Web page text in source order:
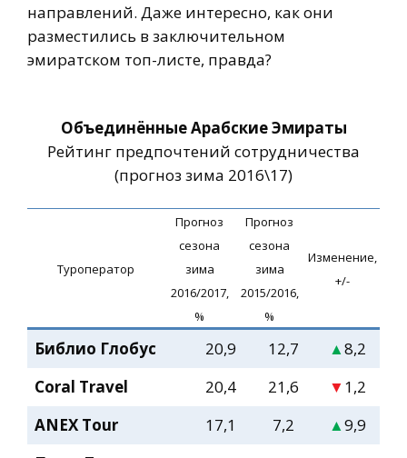
направлений. Даже интересно, как они
разместились в заключительном
эмиратском топ-листе, правда?
Объединённые Арабские Эмираты
Рейтинг предпочтений сотрудничества
(прогноз зима 2016\17)
Туроператор
Прогноз
сезона
зима
2016/2017,
%
Прогноз
сезона
зима
2015/2016,
%
Изменение,
+/-
Библио Глобус 20,9 12,7 ▲8,2
Coral Travel
20,4 21,6 ▼1,2
ANEX Tour
17,1 7,2 ▲9,9